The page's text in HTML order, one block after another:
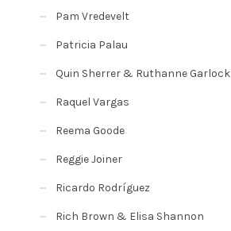
Pam Vredevelt
Patricia Palau
Quin Sherrer & Ruthanne Garlock
Raquel Vargas
Reema Goode
Reggie Joiner
Ricardo Rodríguez
Rich Brown & Elisa Shannon